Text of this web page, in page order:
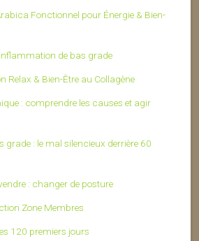
Fonctionnel pour Énergie & Bien-
de bas grade
Relax & Bien-Être au Collagène
: comprendre les causes et agir
grade : le mal silencieux derrière 60
: changer de posture
Zone Membres
120 premiers jours